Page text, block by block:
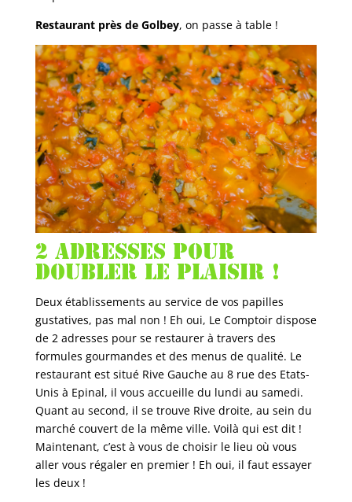
Restaurant près de Golbey, on passe à table !
2 adresses pour
doubler le plaisir !
Deux établissements au service de vos papilles
gustatives, pas mal non ! Eh oui, Le Comptoir dispose
de 2 adresses pour se restaurer à travers des
formules gourmandes et des menus de qualité. Le
restaurant est situé Rive Gauche au 8 rue des Etats-
Unis à Epinal, il vous accueille du lundi au samedi.
Quant au second, il se trouve Rive droite, au sein du
marché couvert de la même ville. Voilà qui est dit !
Maintenant, c’est à vous de choisir le lieu où vous
aller vous régaler en premier ! Eh oui, il faut essayer
les deux !